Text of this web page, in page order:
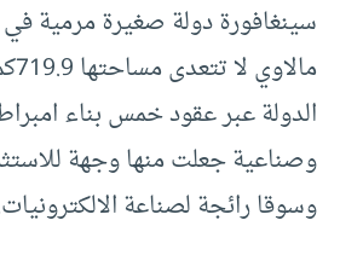
سينغافورة دولة صغيرة مرمية
الدولة عبر عقود خمس بناء
وصناعية جعلت منها وجهة
وسوقا رائجة لصناعة